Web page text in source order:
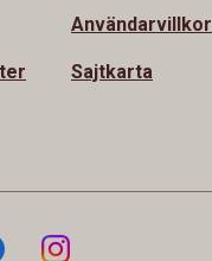
Användarvillkor
Sajtkarta